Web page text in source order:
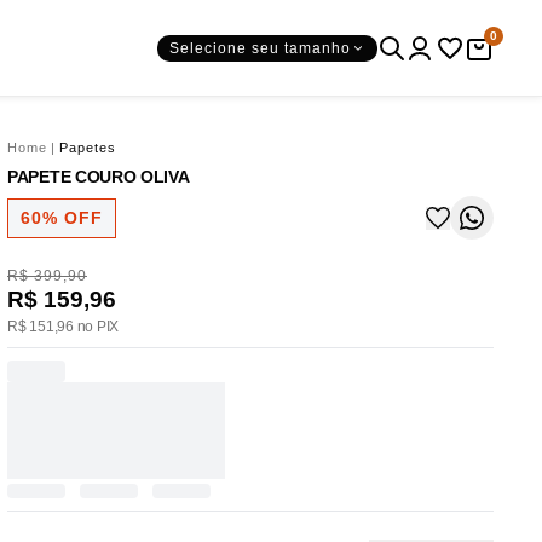
Selecione seu tamanho
0
Home | Papetes
PAPETE COURO OLIVA
60% OFF
R$ 399,90
R$ 159,96
R$ 151,96 no PIX